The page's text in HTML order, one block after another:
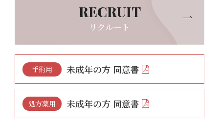
リクルート
手術用 未成年の方 同意書
処方薬用 未成年の方 同意書